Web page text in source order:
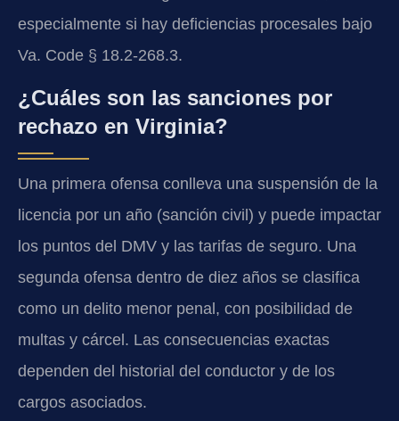
especialmente si hay deficiencias procesales bajo
Va. Code § 18.2-268.3.
¿Cuáles son las sanciones por
rechazo en Virginia?
Una primera ofensa conlleva una suspensión de la
licencia por un año (sanción civil) y puede impactar
los puntos del DMV y las tarifas de seguro. Una
segunda ofensa dentro de diez años se clasifica
como un delito menor penal, con posibilidad de
multas y cárcel. Las consecuencias exactas
dependen del historial del conductor y de los
cargos asociados.